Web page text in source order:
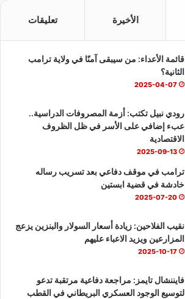
T
u
e
ا
ب
الأخيرة تعليقات
قائمة الأعداء: من سيبقى آمنًا في ولاية ترامب
الثانية؟
2025-04-07
رودي نبيل تكتب: أزمة المصروفات الدراسية..
عبء إضافي على الأسر في ظل الظروف
الاقتصادية
2025-09-13
ترامب في موقف دفاعي بعد تسريب رساله
خادشة في قضية ابستين
2025-07-20
نقيب الفلاحين: زيادة أسعار السولار والبنزين يزعج
المزارعين ويزيد الاعباء عليهم
2025-10-17
فايننشال تايمز: مراجعة دفاعية مرتقبة تدعو
لتوسيع الوجود العسكري البريطاني في القطب